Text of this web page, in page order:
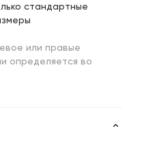
стандартные
или правые
определяется во